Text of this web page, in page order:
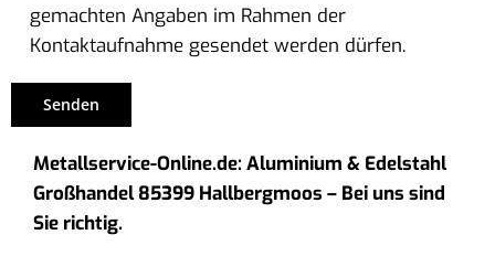
gemachten Angaben im Rahmen der
Kontaktaufnahme gesendet werden dürfen.
Metallservice-Online.de: Aluminium & Edelstahl
Großhandel 85399 Hallbergmoos – Bei uns sind
Sie richtig.